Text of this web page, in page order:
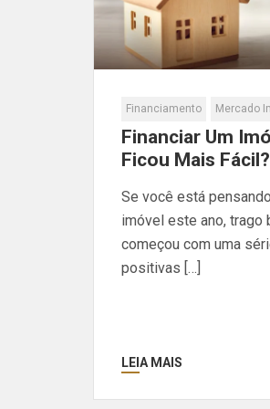
Financiamento Mercado
Financiar Um
Ficou Mais
Se você está
imóvel este ano, trago
começou com uma
positivas […]
LEIA MAIS